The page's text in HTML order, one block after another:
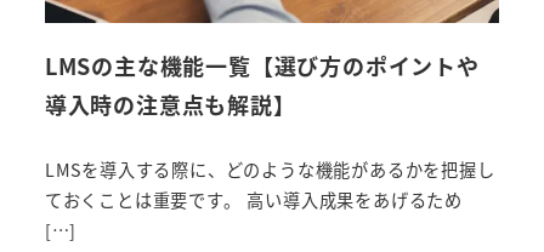
LMSの主な機能一覧【選び方のポイントや
導入時の注意点も解説】
LMSを導入する際に、どのような機能があるかを把握し
ておくことは重要です。 高い導入成果をあげるため
[…]